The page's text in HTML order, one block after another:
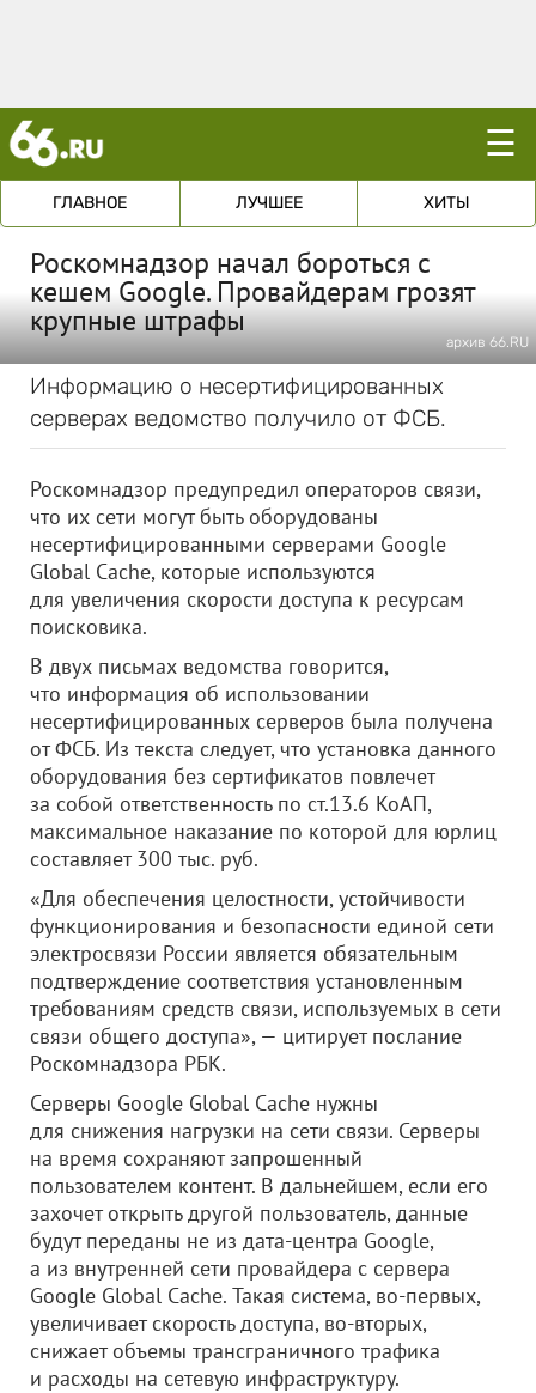
☰
ГЛАВНОЕ ЛУЧШЕЕ ХИТЫ
Роскомнадзор начал бороться с
кешем Google. Провайдерам грозят
крупные штрафы
архив 66.RU
Информацию о несертифицированных
серверах ведомство получило от ФСБ.
Роскомнадзор предупредил операторов связи,
что их сети могут быть оборудованы
несертифицированными серверами Google
Global Cache, которые используются
для увеличения скорости доступа к ресурсам
поисковика.
В двух письмах ведомства говорится,
что информация об использовании
несертифицированных серверов была получена
от ФСБ. Из текста следует, что установка данного
оборудования без сертификатов повлечет
за собой ответственность по ст.13.6 КоАП,
максимальное наказание по которой для юрлиц
составляет 300 тыс. руб.
«Для обеспечения целостности, устойчивости
функционирования и безопасности единой сети
электросвязи России является обязательным
подтверждение соответствия установленным
требованиям средств связи, используемых в сети
связи общего доступа», — цитирует послание
Роскомнадзора РБК.
Серверы Google Global Cache нужны
для снижения нагрузки на сети связи. Серверы
на время сохраняют запрошенный
пользователем контент. В дальнейшем, если его
захочет открыть другой пользователь, данные
будут переданы не из дата-центра Google,
а из внутренней сети провайдера с сервера
Google Global Cache. Такая система, во-первых,
увеличивает скорость доступа, во-вторых,
снижает объемы трансграничного трафика
и расходы на сетевую инфраструктуру.